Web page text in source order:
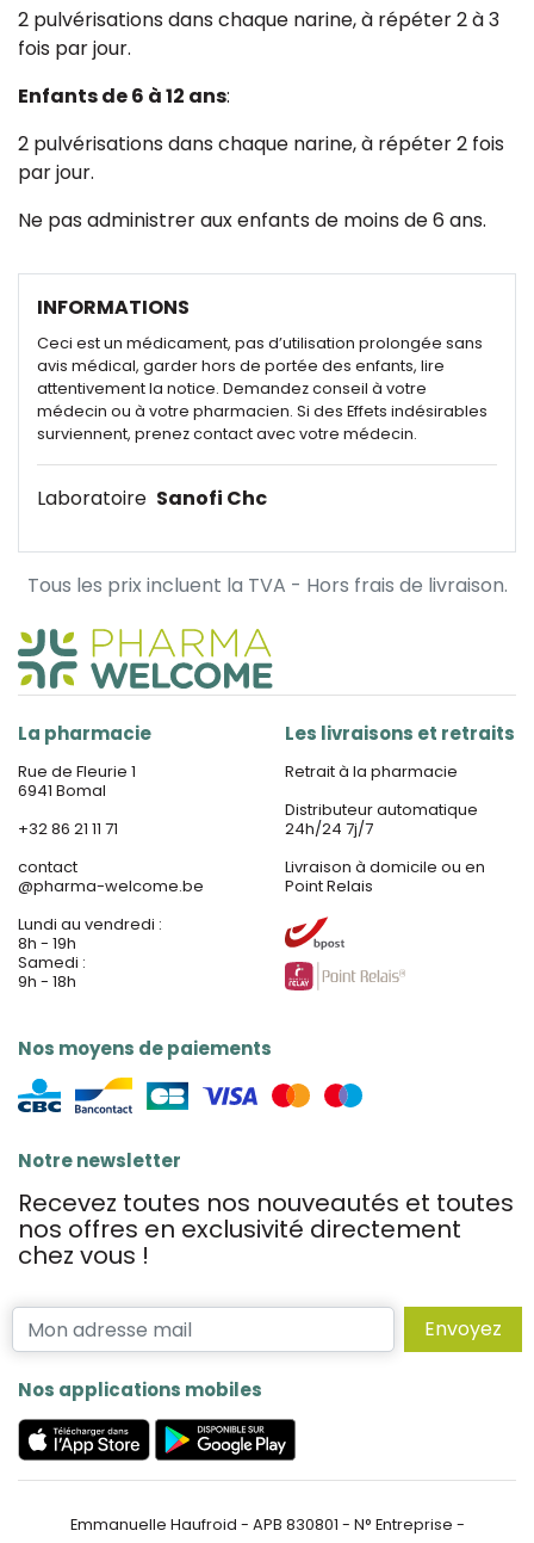
2 pulvérisations dans chaque narine, à répéter 2 à 3
fois par jour.
Enfants de 6 à 12 ans:
2 pulvérisations dans chaque narine, à répéter 2 fois
par jour.
Ne pas administrer aux enfants de moins de 6 ans.
INFORMATIONS
Ceci est un médicament, pas d’utilisation prolongée sans
avis médical, garder hors de portée des enfants, lire
attentivement la notice. Demandez conseil à votre
médecin ou à votre pharmacien. Si des Effets indésirables
surviennent, prenez contact avec votre médecin.
Laboratoire Sanofi Chc
Tous les prix incluent la TVA - Hors frais de livraison.
La pharmacie
Rue de Fleurie 1
6941 Bomal
+32 86 21 11 71
contact
@pharma-welcome.be
Lundi au vendredi :
8h - 19h
Samedi :
9h - 18h
Nos moyens de paiements
Les livraisons et retraits
Retrait à la pharmacie
Distributeur automatique
24h/24 7j/7
Livraison à domicile ou en
Point Relais
Notre newsletter
Recevez toutes nos nouveautés et toutes
nos offres en exclusivité directement
chez vous !
Envoyez
Nos applications mobiles
Emmanuelle Haufroid - APB 830801 - N° Entreprise -